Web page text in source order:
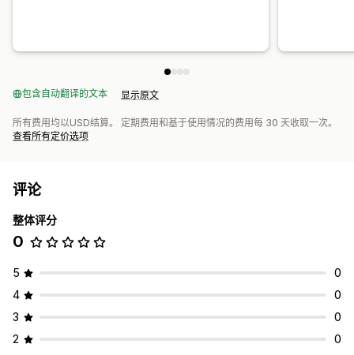
包含自动翻译的文本 显示原文
所有费用均以USD结算。 定期费用和基于使用情况的费用每 30 天收取一次。
查看所有定价选项
评论
整体评分
0
5
0
4
0
3
0
2
0